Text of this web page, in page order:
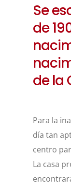
Se
de
de la
Para la
día tan
centro
La casa